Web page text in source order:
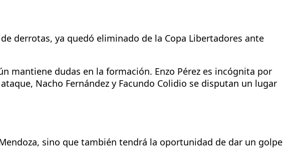
derrotas, ya quedó eliminado de la Copa Libertadores ante
mantiene dudas en la formación. Enzo Pérez es incógnita por
Nacho Fernández y Facundo Colidio se disputan un lugar
sino que también tendrá la oportunidad de dar un golpe